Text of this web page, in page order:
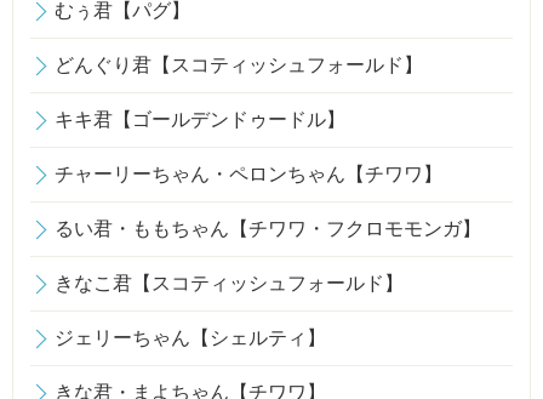
むぅ君【パグ】
どんぐり君【スコティッシュフォールド】
キキ君【ゴールデンドゥードル】
チャーリーちゃん・ペロンちゃん【チワワ】
るい君・ももちゃん【チワワ・フクロモモンガ】
きなこ君【スコティッシュフォールド】
ジェリーちゃん【シェルティ】
きな君・まよちゃん【チワワ】